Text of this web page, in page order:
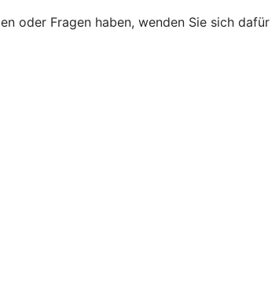
oder Fragen haben, wenden Sie sich dafür